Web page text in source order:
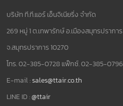
บริษัท ที.ที.แอร์ เอ็นจิเนียริ่ง จำกัด
269 หมู่ 1 ต.เทพารักษ์ อ.เมืองสมุทรปราการ
จ.สมุทรปราการ 10270
โทร. 02-385-0728 แฟ็กซ์. 02-385-0796
E-mail :sales@ttair.co.th
LINE ID :@ttair